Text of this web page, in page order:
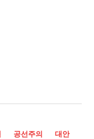
공선주의 대안